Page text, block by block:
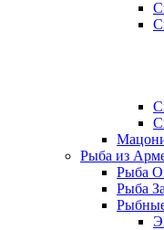
Рыба из
Рыба
Рыба